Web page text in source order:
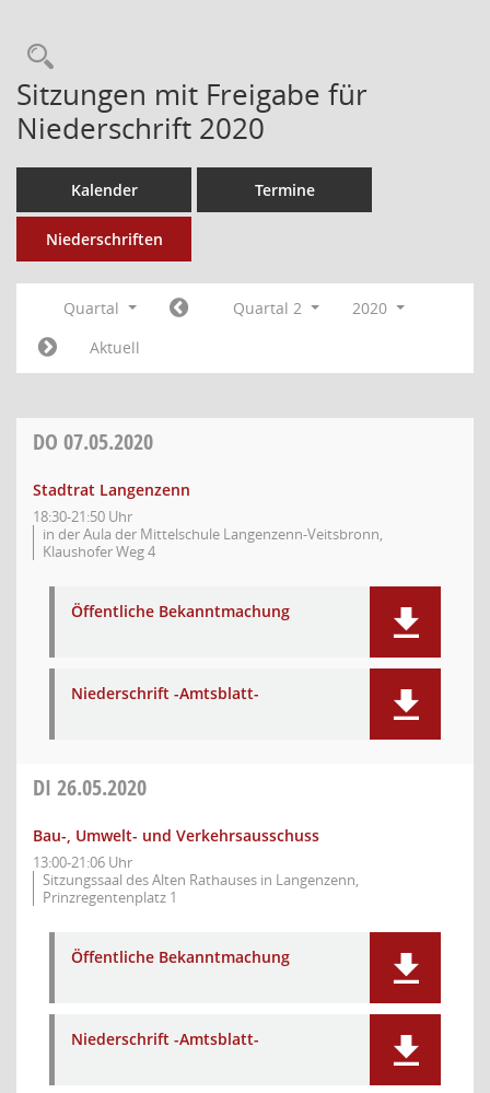
Sitzungen mit Freigabe für
Niederschrift 2020
Kalender Termine
Niederschriften
Quartal Quartal 2
2020
Aktuell
DO 07.05.2020
Stadtrat Langenzenn
18:30-21:50 Uhr
in der Aula der Mittelschule Langenzenn-Veitsbronn,
Klaushofer Weg 4
Öffentliche Bekanntmachung
Niederschrift -Amtsblatt-
DI 26.05.2020
Bau-, Umwelt- und Verkehrsausschuss
13:00-21:06 Uhr
Sitzungssaal des Alten Rathauses in Langenzenn,
Prinzregentenplatz 1
Öffentliche Bekanntmachung
Niederschrift -Amtsblatt-